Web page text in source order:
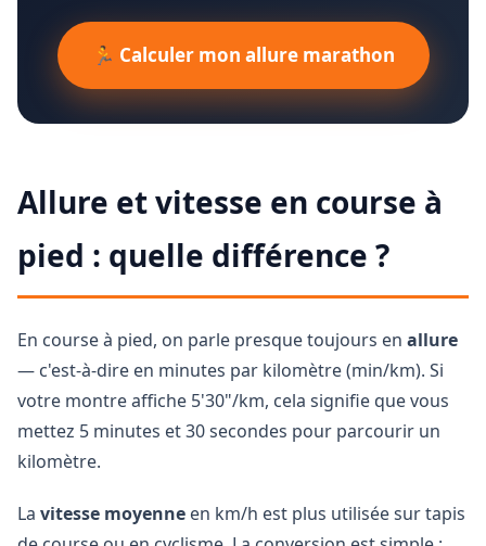
🏃 Calculer mon allure marathon
Allure et vitesse en course à
pied : quelle différence ?
En course à pied, on parle presque toujours en allure
— c'est-à-dire en minutes par kilomètre (min/km). Si
votre montre affiche 5'30"/km, cela signifie que vous
mettez 5 minutes et 30 secondes pour parcourir un
kilomètre.
La vitesse moyenne en km/h est plus utilisée sur tapis